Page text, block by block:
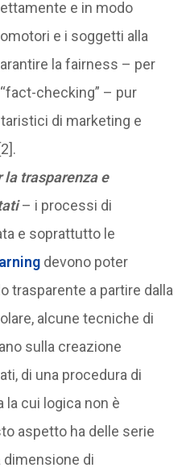
e in modo
e i soggetti alla
la fairness – per
checking” – pur
di marketing e
trasparenza e
– i processi di
e soprattutto le
devono poter
trasparente a partire dalla
alcune tecniche di
sulla creazione
di una procedura di
cui logica non è
aspetto ha delle serie
dimensione di